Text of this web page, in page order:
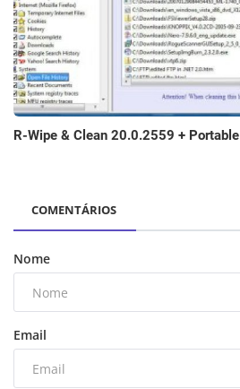
R-Wipe & Clean 20.0.2559 + Portable
COMENTÁRIOS
Nome
Email